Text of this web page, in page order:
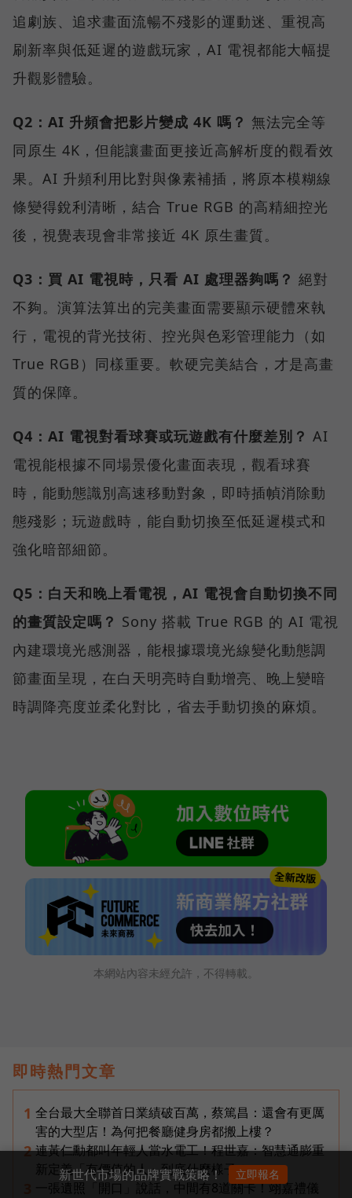
追劇族、追求畫面流暢不殘影的運動迷、重視高
刷新率與低延遲的遊戲玩家，AI 電視都能大幅提
升觀影體驗。
Q2：AI 升頻會把影片變成 4K 嗎？ 無法完全等
同原生 4K，但能讓畫面更接近高解析度的觀看效
果。AI 升頻利用比對與像素補插，將原本模糊線
條變得銳利清晰，結合 True RGB 的高精細控光
後，視覺表現會非常接近 4K 原生畫質。
Q3：買 AI 電視時，只看 AI 處理器夠嗎？ 絕對
不夠。演算法算出的完美畫面需要顯示硬體來執
行，電視的背光技術、控光與色彩管理能力（如
True RGB）同樣重要。軟硬完美結合，才是高畫
質的保障。
Q4：AI 電視對看球賽或玩遊戲有什麼差別？ AI
電視能根據不同場景優化畫面表現，觀看球賽
時，能動態識別高速移動對象，即時插幀消除動
態殘影；玩遊戲時，能自動切換至低延遲模式和
強化暗部細節。
Q5：白天和晚上看電視，AI 電視會自動切換不同
的畫質設定嗎？ Sony 搭載 True RGB 的 AI 電視
內建環境光感測器，能根據環境光線變化動態調
節畫面呈現，在白天明亮時自動增亮、晚上變暗
時調降亮度並柔化對比，省去手動切換的麻煩。
本網站內容未經允許，不得轉載。
即時熱門文章
1 全台最大全聯首日業績破百萬，蔡篤昌：還會有更厲
害的大型店！為何把餐廳健身房都搬上樓？
2 連黃仁勳都叫年輕人當水電工！程世嘉：智慧通膨重
新定義「有價值的人」到底什麼樣子？
一張遺照「開口」說話，中間有8道關卡！翊嘉禮儀
新世代市場的品牌實戰策略！ 立即報名